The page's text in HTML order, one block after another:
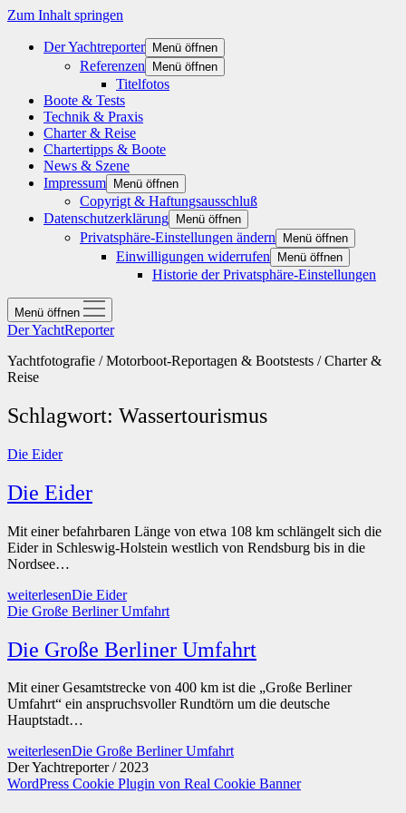
Zum Inhalt springen
Der Yachtreporter Menü öffnen
Referenzen Menü öffnen
Titelfotos
Boote & Tests
Technik & Praxis
Charter & Reise
Chartertipps & Boote
News & Szene
Impressum
Menü öffnen
Copyrigt & Haftungsausschluß
Datenschutzerklärung
Menü öffnen
Privatsphäre-Einstellungen ändern Menü öffnen
Einwilligungen widerrufen Menü öffnen
Historie der Privatsphäre-Einstellungen
Menü öffnen
Der YachtReporter
Yachtfotografie / Motorboot-Reportagen & Bootstests / Charter &
Reise
Schlagwort: Wassertourismus
Die Eider
Die Eider
Mit einer befahrbaren Länge von etwa 108 km schlängelt sich die
Eider in Schleswig-Holstein westlich von Rendsburg bis in die
Nordsee…
weiterlesenDie Eider
Die Große Berliner Umfahrt
Die Große Berliner Umfahrt
Mit einer Gesamtstrecke von 400 km ist die „Große Berliner
Umfahrt“ ein anspruchsvoller Rundtörn um die deutsche
Hauptstadt…
weiterlesenDie Große Berliner Umfahrt
Der Yachtreporter / 2023
WordPress Cookie Plugin von Real Cookie Banner